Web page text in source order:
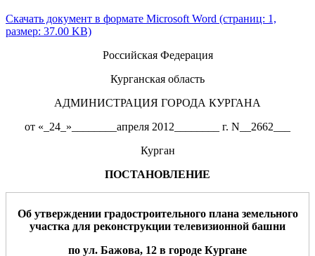
Скачать документ в формате Microsoft Word (страниц: 1,
размер: 37.00 KB)
Российская Федерация
Курганская область
АДМИНИСТРАЦИЯ ГОРОДА КУРГАНА
от «_24_»________апреля 2012________ г. N__2662___
Курган
ПОСТАНОВЛЕНИЕ
Об утверждении градостроительного плана земельного
участка для реконструкции телевизионной башни
по ул. Бажова, 12 в городе Кургане